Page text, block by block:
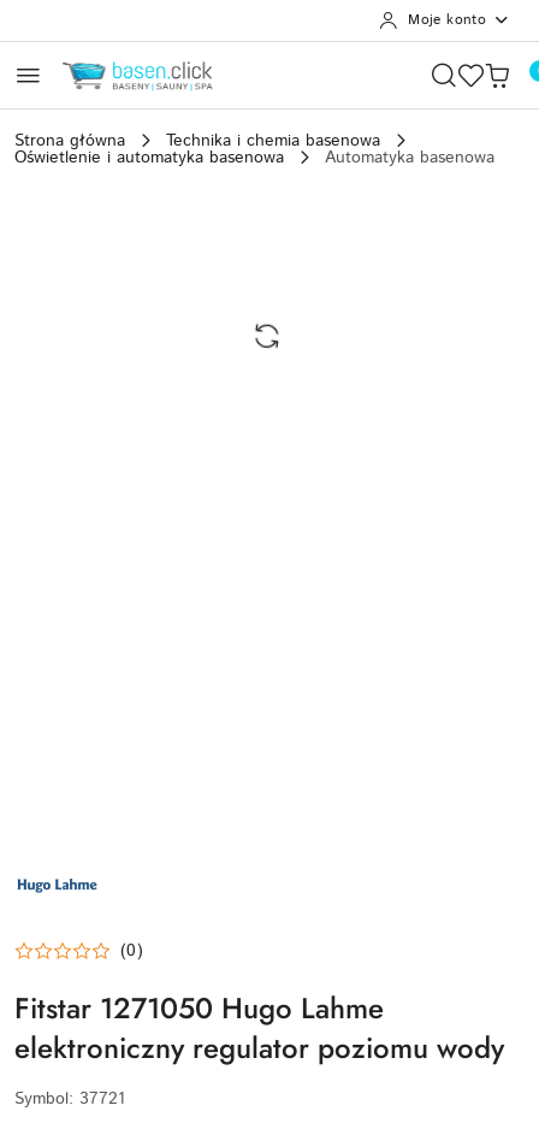
Moje konto
Strona główna Technika i chemia basenowa
Oświetlenie i automatyka basenowa Automatyka basenowa
HUGO
LAHME
(0)
Fitstar 1271050 Hugo Lahme
elektroniczny regulator poziomu wody
Symbol: 37721